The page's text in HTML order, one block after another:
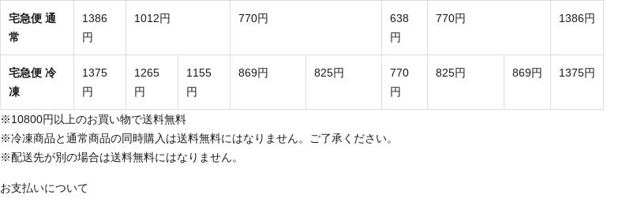
宅急便 通
常
1386
円
1012円 770円
638
円
770円 1386円
宅急便 冷
凍
1375
円
1265
円
1155
円
869円 825円
770
円
825円 869円 1375円
※10800円以上のお買い物で送料無料
※冷凍商品と通常商品の同時購入は送料無料にはなりません。ご了承ください。
※配送先が別の場合は送料無料にはなりません。
お支払いについて